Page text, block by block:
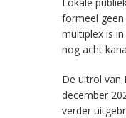
formeel
multiplex is
nog acht
De uitrol van
december
verder